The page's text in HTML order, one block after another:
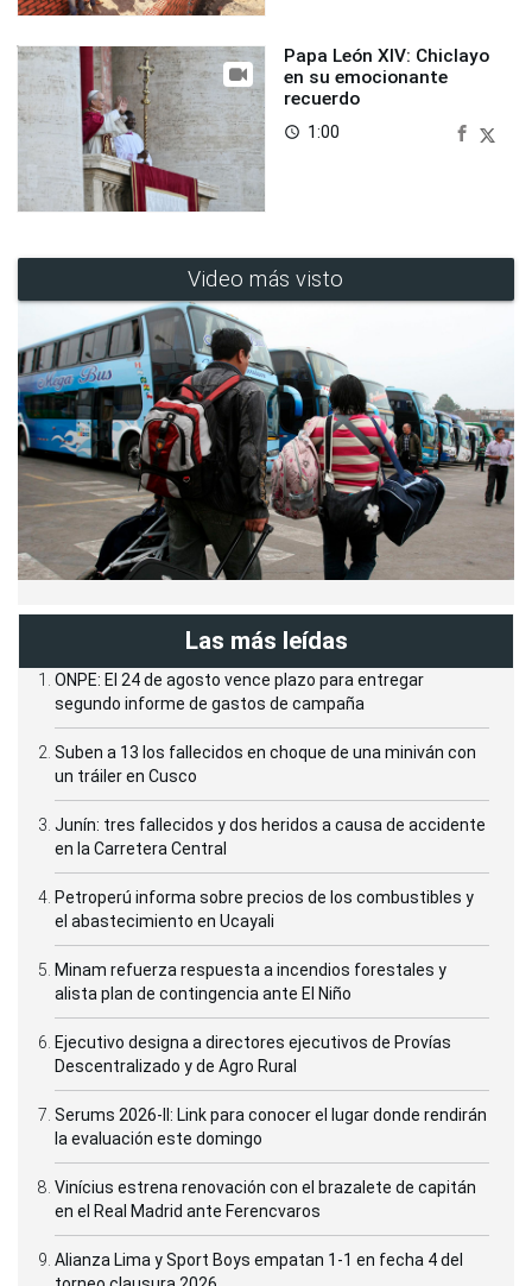
Papa León XIV: Chiclayo
en su emocionante
recuerdo
access_time 1:00
Video más visto
Las más leídas
ONPE: El 24 de agosto vence plazo para entregar
segundo informe de gastos de campaña
Suben a 13 los fallecidos en choque de una miniván con
un tráiler en Cusco
Junín: tres fallecidos y dos heridos a causa de accidente
en la Carretera Central
Petroperú informa sobre precios de los combustibles y
el abastecimiento en Ucayali
Minam refuerza respuesta a incendios forestales y
alista plan de contingencia ante El Niño
Ejecutivo designa a directores ejecutivos de Provías
Descentralizado y de Agro Rural
Serums 2026-II: Link para conocer el lugar donde rendirán
la evaluación este domingo
Vinícius estrena renovación con el brazalete de capitán
en el Real Madrid ante Ferencvaros
Alianza Lima y Sport Boys empatan 1-1 en fecha 4 del